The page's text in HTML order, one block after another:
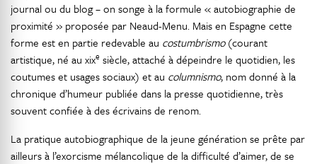
journal ou du blog – on songe à la formule « autobiographie de
proximité » proposée par Neaud-Menu. Mais en Espagne cette
forme est en partie redevable au costumbrismo(courant
artistique, né au xixe siècle, attaché à dépeindre le quotidien, les
coutumes et usages sociaux) et au columnismo, nom donné à la
chronique d’humeur publiée dans la presse quotidienne, très
souvent confiée à des écrivains de renom.
La pratique autobiographique de la jeune génération se prête par
ailleurs à l’exorcisme mélancolique de la difficulté d’aimer, de se